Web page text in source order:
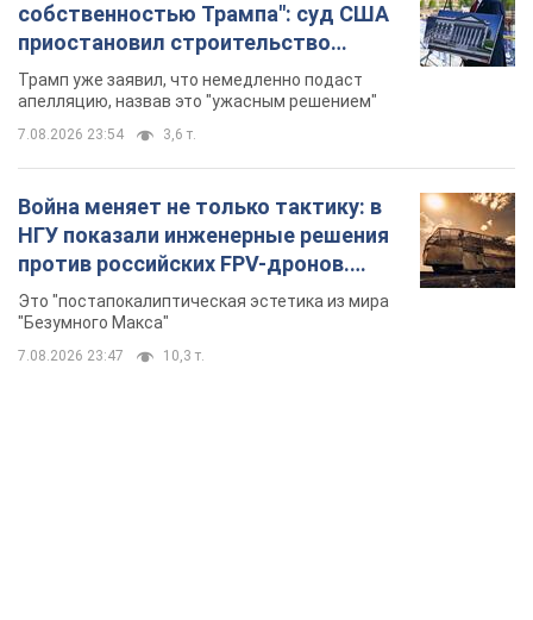
собственностью Трампа": суд США
приостановил строительство
бального зала стоимостью 400 млн
долларов
Трамп уже заявил, что немедленно подаст
апелляцию, назвав это "ужасным решением"
7.08.2026 23:54 3,6 т.
Война меняет не только тактику: в
НГУ показали инженерные решения
против российских FPV-дронов.
Фото
Это "постапокалиптическая эстетика из мира
"Безумного Макса"
7.08.2026 23:47 10,3 т.